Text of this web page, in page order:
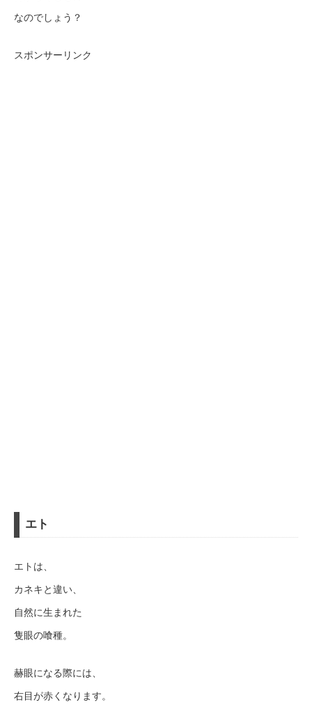
なのでしょう？
スポンサーリンク
エト
エトは、
カネキと違い、
自然に生まれた
隻眼の喰種。
赫眼になる際には、
右目が赤くなります。